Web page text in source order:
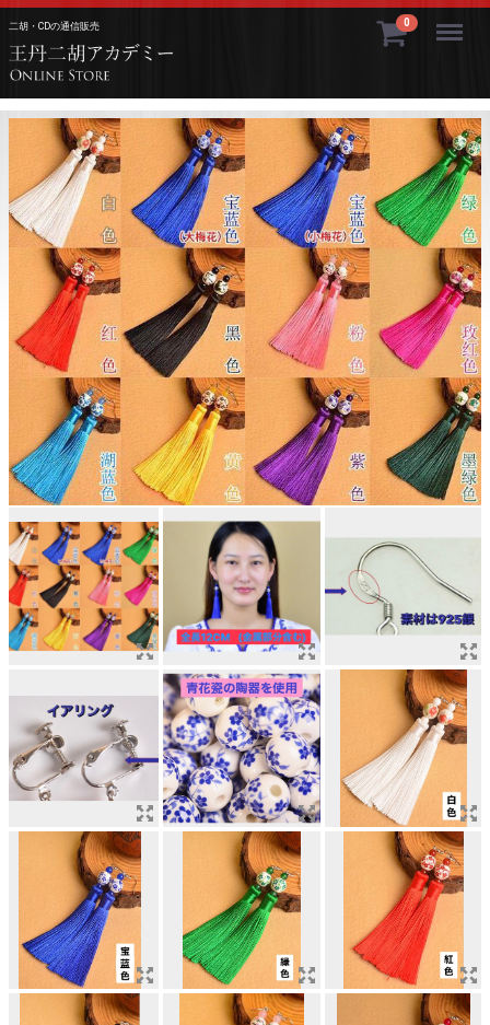
二胡・CDの通信販売 0 Menu